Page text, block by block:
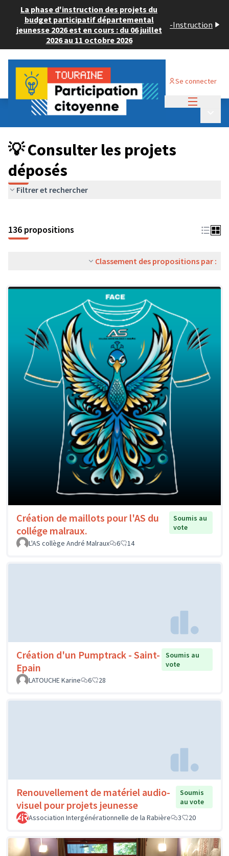
La phase d'instruction des projets du
budget participatif départemental
jeunesse 2026 est en cours : du 06 juillet
2026 au 11 octobre 2026
-Instruction
Se connecter
Budget Participatif JEUNESSE 2024
💡 Consulter les projets déposés
💡 Consulter les projets
déposés
Filtrer et rechercher
136 propositions
Classement des propositions par :
Création de maillots pour l'AS du
collége malraux.
Soumis au
vote
L'AS collège André Malraux
6 14
Création d'un Pumptrack - Saint-
Epain
Soumis au
vote
LATOUCHE Karine
6 28
Renouvellement de matériel audio-
visuel pour projets jeunesse
Soumis
au vote
Association Intergénérationnelle de la Rabière
3 20